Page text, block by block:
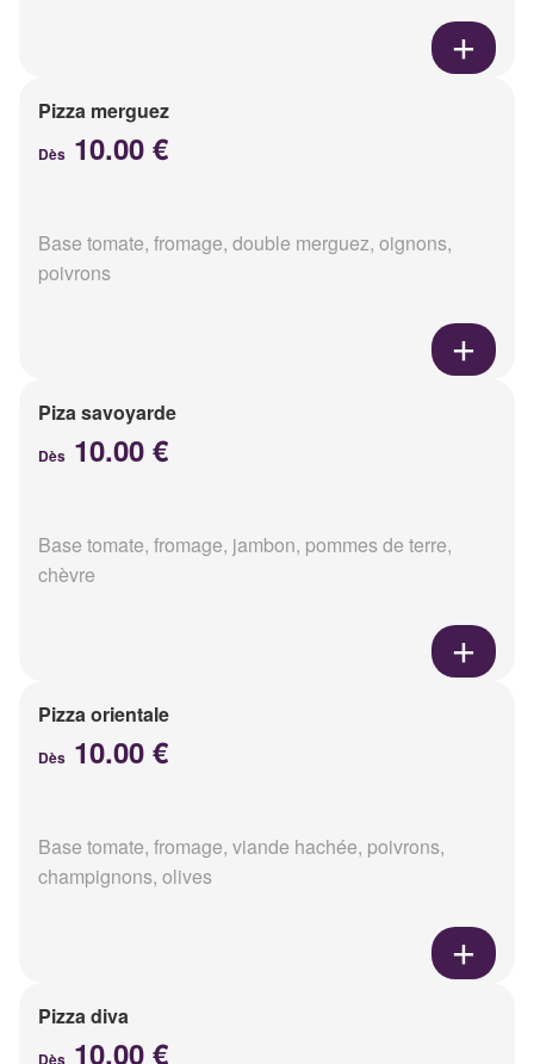
Pizza merguez
Dès 10.00 €
Base tomate, fromage, double merguez, oignons,
poivrons
Piza savoyarde
Dès 10.00 €
Base tomate, fromage, jambon, pommes de terre,
chèvre
Pizza orientale
Dès 10.00 €
Base tomate, fromage, viande hachée, poivrons,
champignons, olives
Pizza diva
Dès 10.00 €